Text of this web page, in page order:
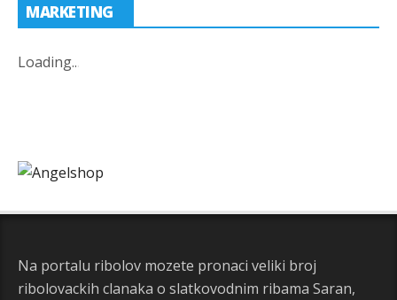
MARKETING
Loading...
Na portalu ribolov mozete pronaci veliki broj
ribolovackih clanaka o slatkovodnim ribama Saran,